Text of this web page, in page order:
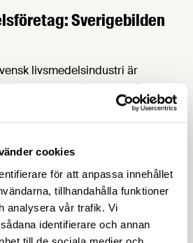
cookies
för att anpassa innehållet
tillhandahålla funktioner
analysera vår trafik. Vi
identifierare och annan
Sverigebilden
livsmedelsindustri är
kompetens, och en negativ
en bromskloss i
Nio av tio företag anser att
med 64 procent 2019.
i Sverige kan försvåras eller till
om utländsk arbetskraft drar sig
på grund av den ökande